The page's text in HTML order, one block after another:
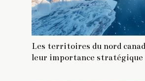
Les territoires du nord
leur importance stratégique